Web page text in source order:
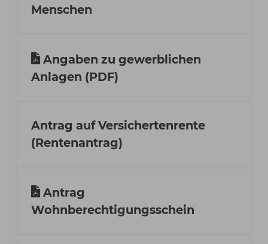
Menschen
Angaben zu gewerblichen
Anlagen (PDF)
Antrag auf Versichertenrente
(Rentenantrag)
Antrag
Wohnberechtigungsschein